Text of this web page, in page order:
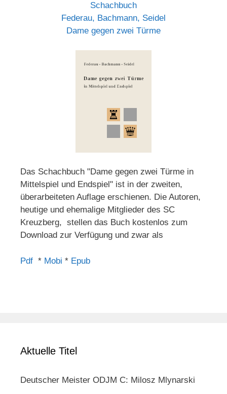
Schachbuch
Federau, Bachmann, Seidel
Dame gegen zwei Türme
Das Schachbuch "Dame gegen zwei Türme in
Mittelspiel und Endspiel" ist in der zweiten,
überarbeiteten Auflage erschienen. Die Autoren,
heutige und ehemalige Mitglieder des SC
Kreuzberg, stellen das Buch kostenlos zum
Download zur Verfügung und zwar als
Pdf * Mobi * Epub
Aktuelle Titel
Deutscher Meister ODJM C: Milosz Mlynarski